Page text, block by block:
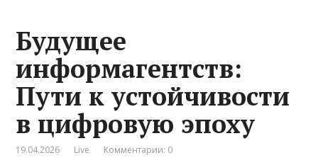
Будущее
информагентств:
Пути к устойчивости
в цифровую эпоху
19.04.2026 Live Комментарии: 0